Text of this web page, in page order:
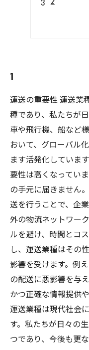
1
運送の重要性 運送業
種であり、私たちが
車や飛行機、船など
おいて、グローバル
ます活発化していま
要性は高くなってい
の手元に届きません
送を行うことで、企
外の物流ネットワー
ルを避け、時間とコ
し、運送業種はその
影響を受けます。例
の配送に悪影響を与
かつ正確な情報提供
運送業種は現代社会
す。私たちが日々の
つであり、今後も更